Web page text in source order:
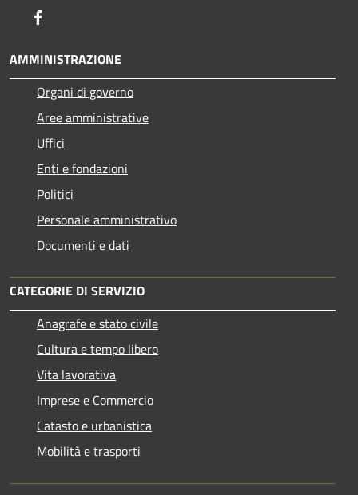
AMMINISTRAZIONE
Organi di governo
Aree amministrative
Uffici
Enti e fondazioni
Politici
Personale amministrativo
Documenti e dati
CATEGORIE DI SERVIZIO
Anagrafe e stato civile
Cultura e tempo libero
Vita lavorativa
Imprese e Commercio
Catasto e urbanistica
Mobilità e trasporti